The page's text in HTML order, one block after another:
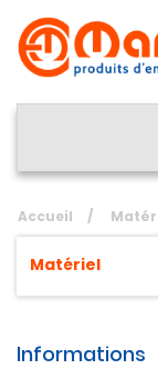
Accueil /
Matériel
Informations